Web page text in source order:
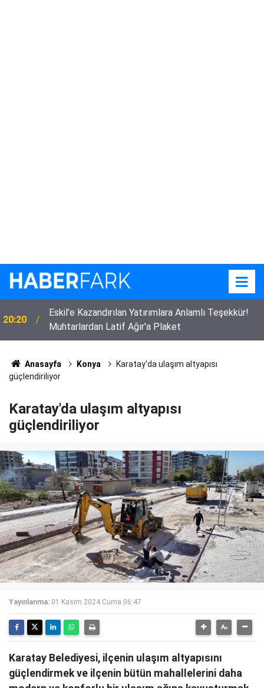
20:20
Eskil'e Kazandırılan Yatırımlara Anlamlı Teşekkür!
Muhtarlardan Latif Ağır'a Plaket
17:04
Eskil'de Kasıtlı Yangın İddiası! Güvenlik Kameraları
Anasayfa Konya
Karatay'da ulaşım altyapısı
güçlendiriliyor
Karatay'da ulaşım altyapısı
güçlendiriliyor
Yayınlanma: 01 Kasım 2024 Cuma 06:47
Karatay Belediyesi, ilçenin ulaşım altyapısını
güçlendirmek ve ilçenin bütün mahallelerini daha